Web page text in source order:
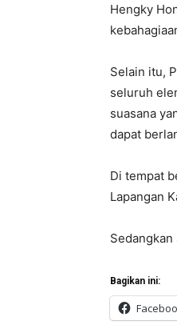
Hengky
Selain itu,
seluruh
suasana
dapat
Di tempat
Lapangan
Bagikan ini: